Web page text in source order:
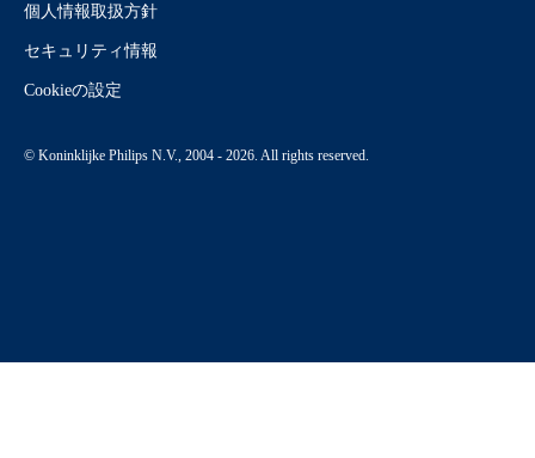
個人情報取扱方針
セキュリティ情報
Cookieの設定
© Koninklijke Philips N.V., 2004 - 2026. All rights reserved.